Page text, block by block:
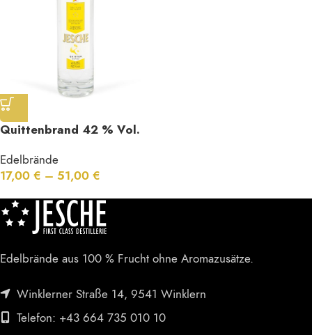
Quittenbrand 42 % Vol.
Edelbrände
17,00 € – 51,00 €
Edelbrände aus 100 % Frucht ohne Aromazusätze.
Winklerner Straße 14, 9541 Winklern
Telefon: +43 664 735 010 10